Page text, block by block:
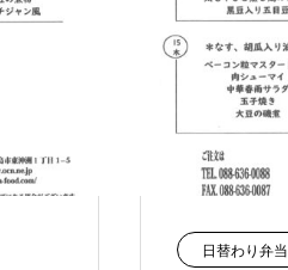
日替わり弁当